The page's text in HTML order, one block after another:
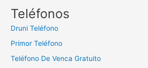
c
:
Teléfonos
Druni Teléfono
Primor Teléfono
Teléfono De Venca Gratuito